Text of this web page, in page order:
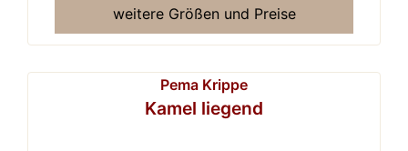
weitere Größen und Preise
Pema Krippe
Kamel liegend